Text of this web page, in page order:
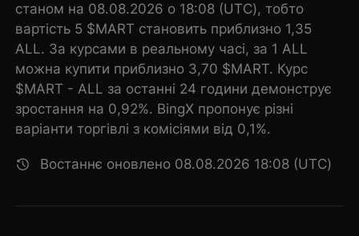
станом на 08.08.2026 о 18:08 (UTC), тобто
вартість 5 $MART становить приблизно 1,35
ALL. За курсами в реальному часі, за 1 ALL
можна купити приблизно 3,70 $MART. Курс
$MART - ALL за останні 24 години демонструє
зростання на 0,92%. BingX пропонує різні
варіанти торгівлі з комісіями від 0,1%.
Востаннє оновлено 08.08.2026 18:08 (UTC)